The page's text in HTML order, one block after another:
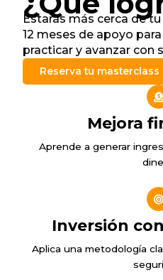
Estarás más cerca de
12 meses de apoyo
practicar y avanzar con
Reserva tu masterclass
Mejora
Aprende a generar
Inversión
Aplica una metodología